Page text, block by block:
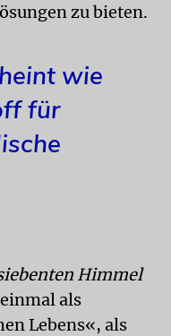
zu bieten.
wie
für
Himmel
als
Lebens«, als